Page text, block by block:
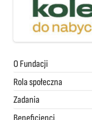
O Fundacji
Rola społeczna
Zadania